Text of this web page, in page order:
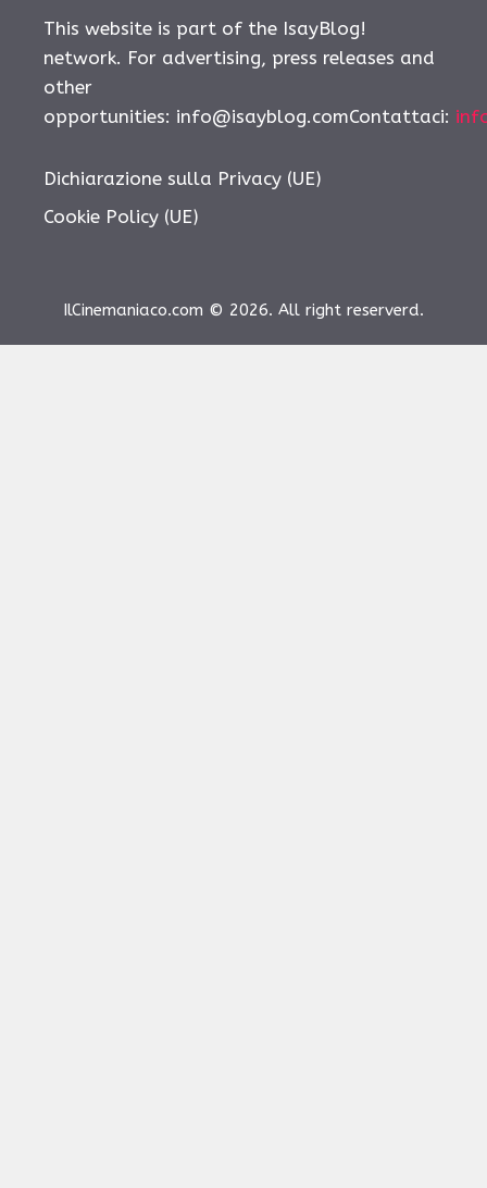
This website is part of the IsayBlog!
network. For advertising, press releases and
other
opportunities: info@isayblog.comContattaci:
Dichiarazione sulla Privacy (UE)
Cookie Policy (UE)
IlCinemaniaco.com © 2026. All right reserverd.